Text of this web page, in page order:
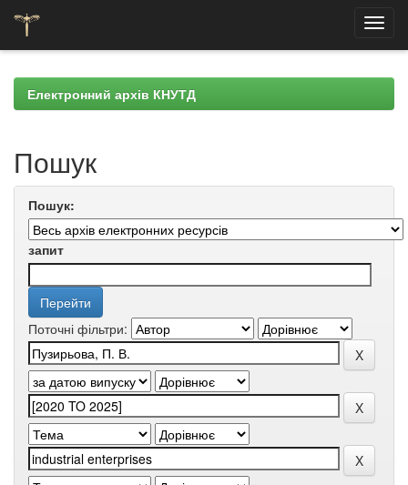
navigationЕлектронний архів КНУТД
Пошук
Пошук:
запит
Поточні фільтри: